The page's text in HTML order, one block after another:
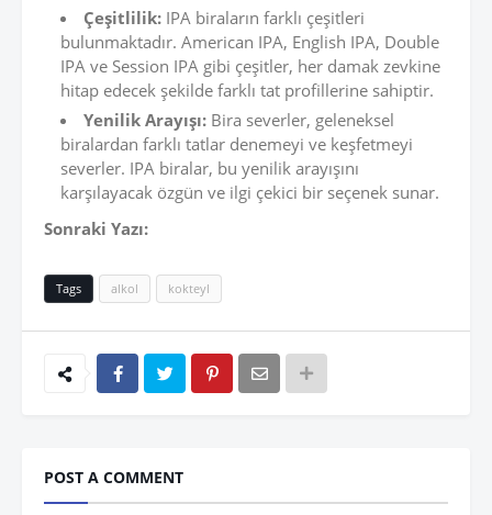
Çeşitlilik: IPA biraların farklı çeşitleri
bulunmaktadır. American IPA, English IPA, Double
IPA ve Session IPA gibi çeşitler, her damak zevkine
hitap edecek şekilde farklı tat profillerine sahiptir.
Yenilik Arayışı: Bira severler, geleneksel
biralardan farklı tatlar denemeyi ve keşfetmeyi
severler. IPA biralar, bu yenilik arayışını
karşılayacak özgün ve ilgi çekici bir seçenek sunar.
Sonraki Yazı:
Tags alkol kokteyl
POST A COMMENT